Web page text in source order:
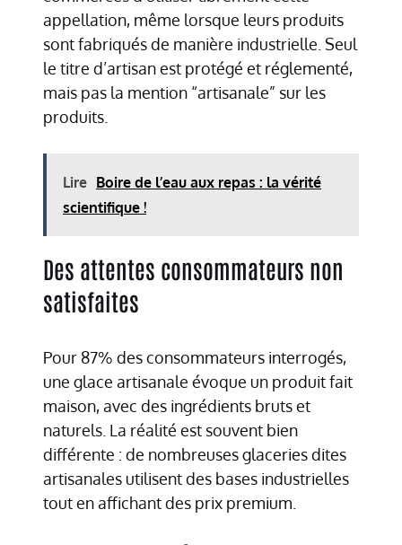
appellation, même lorsque leurs produits
sont fabriqués de manière industrielle. Seul
le titre d’artisan est protégé et réglementé,
mais pas la mention “artisanale” sur les
produits.
Lire Boire de l’eau aux repas : la vérité
scientifique !
Des attentes consommateurs non
satisfaites
Pour 87% des consommateurs interrogés,
une glace artisanale évoque un produit fait
maison, avec des ingrédients bruts et
naturels. La réalité est souvent bien
différente : de nombreuses glaceries dites
artisanales utilisent des bases industrielles
tout en affichant des prix premium.